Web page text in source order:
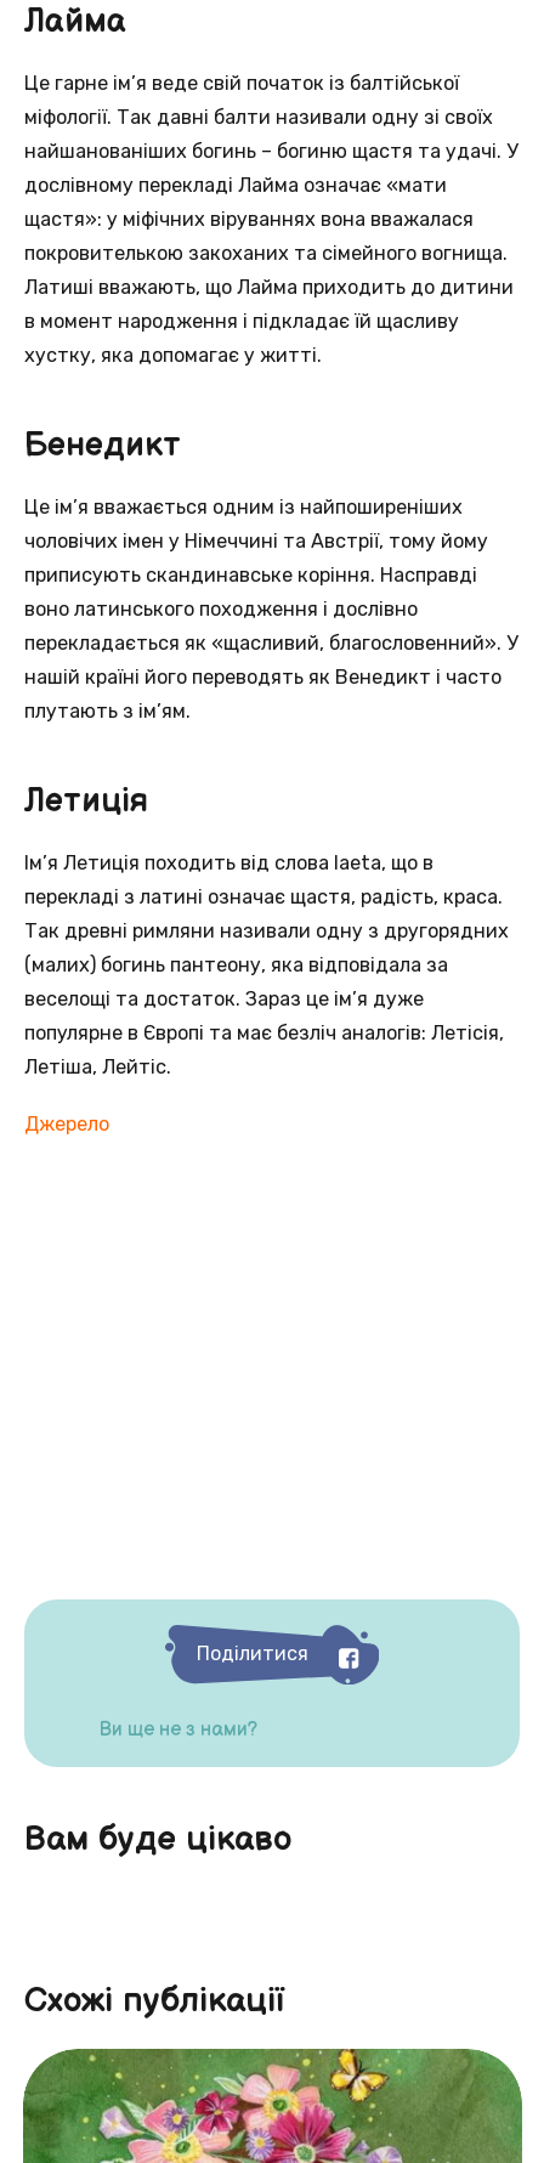
Лайма
Це гарне ім’я веде свій початок із балтійської
міфології. Так давні балти називали одну зі своїх
найшанованіших богинь – богиню щастя та удачі. У
дослівному перекладі Лайма означає «мати
щастя»: у міфічних віруваннях вона вважалася
покровителькою закоханих та сімейного вогнища.
Латиші вважають, що Лайма приходить до дитини
в момент народження і підкладає їй щасливу
хустку, яка допомагає у житті.
Бенедикт
Це ім’я вважається одним із найпоширеніших
чоловічих імен у Німеччині та Австрії, тому йому
приписують скандинавське коріння. Насправді
воно латинського походження і дослівно
перекладається як «щасливий, благословенний». У
нашій країні його переводять як Венедикт і часто
плутають з ім’ям.
Летиція
Ім’я Летиція походить від слова laeta, що в
перекладі з латині означає щастя, радість, краса.
Так древні римляни називали одну з другорядних
(малих) богинь пантеону, яка відповідала за
веселощі та достаток. Зараз це ім’я дуже
популярне в Європі та має безліч аналогів: Летісія,
Летіша, Лейтіс.
Джерело
Поділитися
Ви ще не з нами?
Вам буде цікаво
Схожі публікації